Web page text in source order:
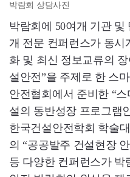
박람회 상담사진
박람회에 50여개 기관
개 전문 컨퍼런스가 동
화 및 최신 정보교류의
설안전”을 주제로 한 스
안전협회에서 준비한 “
설의 동반성장 프로그램
한국건설안전학회 학술
의 “공공발주 건설현장
등 다양한 컨퍼런스가 박